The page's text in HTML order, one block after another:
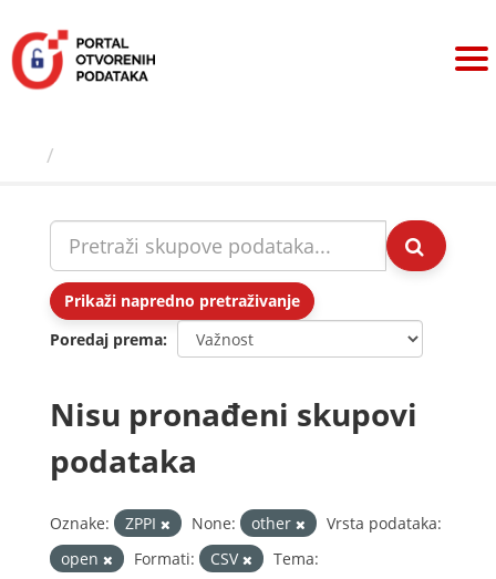
sadržaj
Prikaži napredno pretraživanje
Poredaj prema
Nisu pronađeni skupovi
podataka
Oznake: ZPPI None: other
Vrsta podataka:
open
Formati: CSV
Tema: